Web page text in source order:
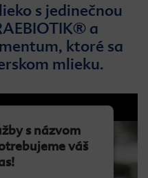
s jedinečnou
a
ktoré sa
mlieku.
s názvom
váš